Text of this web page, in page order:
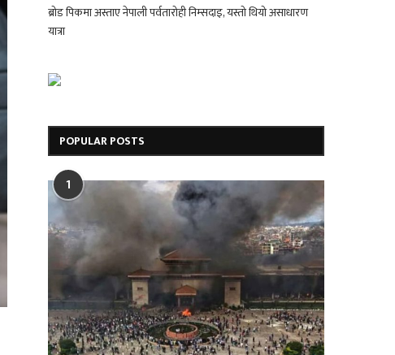
ब्रोड पिकमा अस्ताए नेपाली पर्वतारोही निम्सदाइ, यस्तो थियो असाधारण
यात्रा
POPULAR POSTS
1